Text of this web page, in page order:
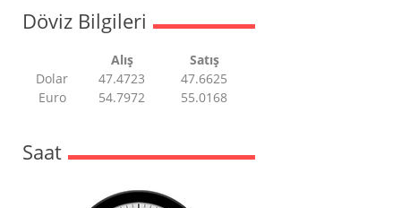
Döviz Bilgileri
Alış
Satış
Dolar
47.4723
47.6625
Euro
54.7972 55.0168
Saat